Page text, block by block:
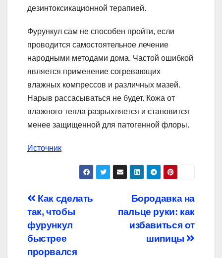
дезинтоксикационной терапией.
Фурункул сам не способен пройти, если
проводится самостоятельное лечение
народными методами дома. Частой ошибкой
является применение согревающих
влажных компрессов и различных мазей.
Нарыв рассасываться не будет. Кожа от
влажного тепла разрыхляется и становится
менее защищенной для патогенной флоры.
Источник
Навигация
по
записям
Бородавка на
пальце руки: как
избавиться от
шипицы
Как сделать
так, чтобы
фурункул
быстрее
прорвался